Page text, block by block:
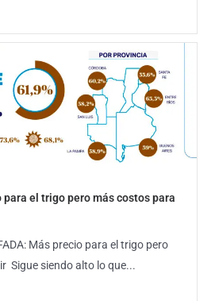
para el trigo pero más costos para
Más precio para el trigo pero
Sigue siendo alto lo que...